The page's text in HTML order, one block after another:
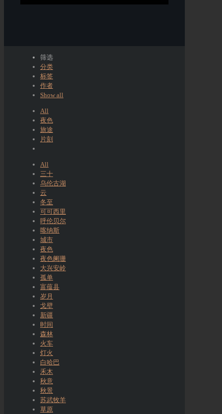
筛选
分类
标签
作者
Show all
All
夜色
旅途
片刻
All
三十
乌伦古湖
云
冬至
可可西里
呼伦贝尔
喀纳斯
城市
夜色
夜色阑珊
大兴安岭
孤单
富蕴县
岁月
戈壁
新疆
时间
森林
火车
灯火
白哈巴
禾木
秋意
秋景
苏武牧羊
草原